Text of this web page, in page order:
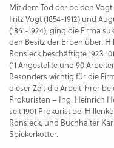
Mit dem Tod der beiden
Fritz Vogt (1854-1912) und
(1861-1924), ging die Firma
den Besitz der Erben über.
Ronsieck beschäftigte 1923
(11 Angestellte und 90
Besonders wichtig für die
dieser Zeit die Arbeit ihrer
Prokuristen – Ing. Heinrich
seit 1901 Prokurist bei
Ronsieck, und Buchhalter Karl
Spiekerkötter.